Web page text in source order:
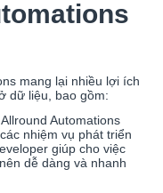
mang lại nhiều lợi ích
dữ liệu, bao gồm:
Automations
nhiệm vụ phát triển
giúp cho việc
dễ dàng và nhanh